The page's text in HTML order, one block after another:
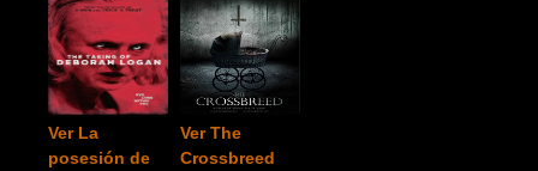
Ver La
posesión de
Ver The
Crossbreed